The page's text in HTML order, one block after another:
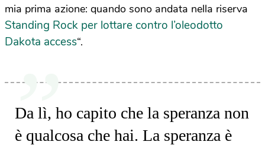
mia prima azione: quando sono andata nella riserva
Standing Rock per lottare contro l’oleodotto
Dakota access“.
Da lì, ho capito che la speranza non
è qualcosa che hai. La speranza è